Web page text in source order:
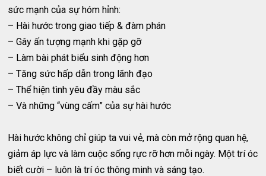
sức mạnh của sự hóm hỉnh:
– Hài hước trong giao tiếp & đàm phán
– Gây ấn tượng mạnh khi gặp gỡ
– Làm bài phát biểu sinh động hơn
– Tăng sức hấp dẫn trong lãnh đạo
– Thể hiện tình yêu đầy màu sắc
– Và những “vùng cấm” của sự hài hước
Hài hước không chỉ giúp ta vui vẻ, mà còn mở rộng quan hệ,
giảm áp lực và làm cuộc sống rực rỡ hơn mỗi ngày. Một trí óc
biết cười – luôn là trí óc thông minh và sáng tạo.